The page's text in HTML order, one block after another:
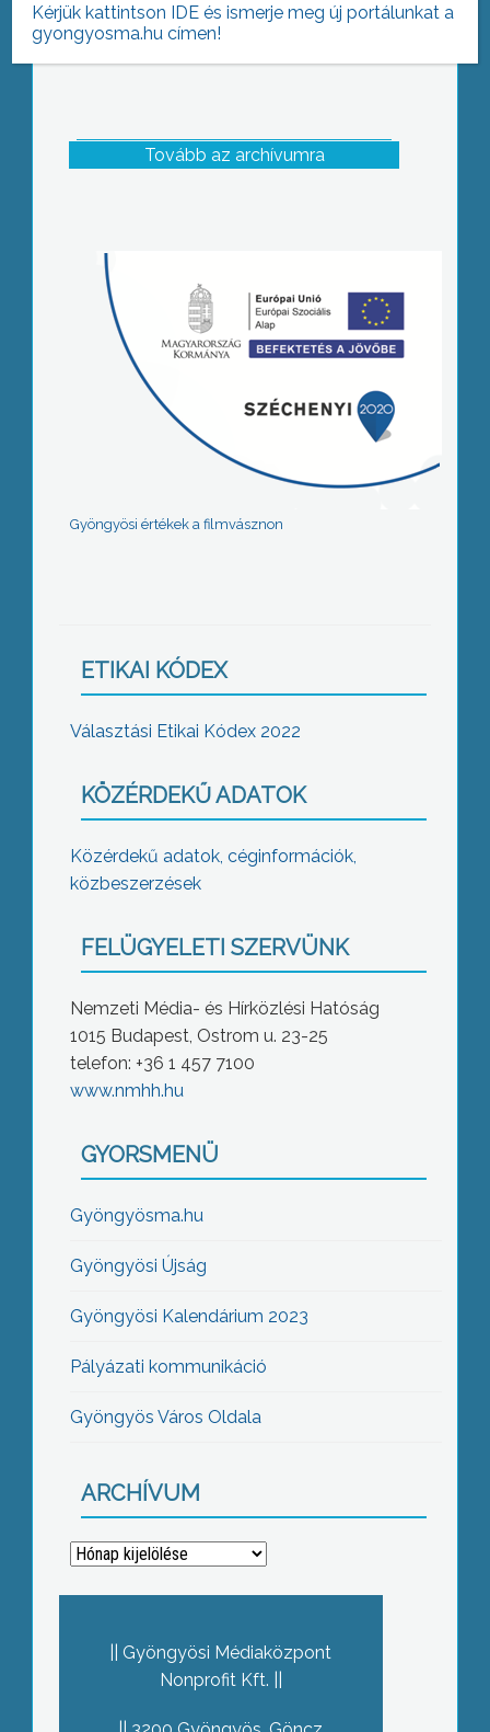
Tovább az archívumra
Gyöngyösi értékek a filmvásznon
ETIKAI KÓDEX
Választási Etikai Kódex 2022
KÖZÉRDEKŰ ADATOK
Közérdekű adatok, céginformációk,
közbeszerzések
FELÜGYELETI SZERVÜNK
Nemzeti Média- és Hírközlési Hatóság
1015 Budapest, Ostrom u. 23-25
telefon: +36 1 457 7100
www.nmhh.hu
GYORSMENÜ
Gyöngyösma.hu
Gyöngyösi Újság
Gyöngyösi Kalendárium 2023
Pályázati kommunikáció
Gyöngyös Város Oldala
ARCHÍVUM
Archívum
Gyöngyösi Médiaközpont
Nonprofit Kft.
Kérjük kattintson IDE és ismerje meg új portálunkat a
gyongyosma.hu címen!